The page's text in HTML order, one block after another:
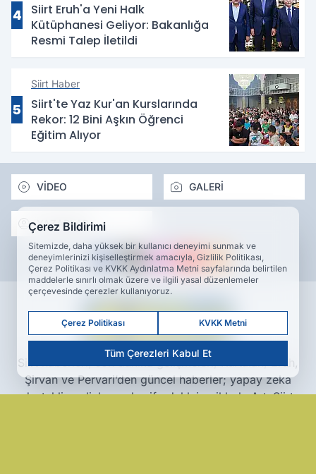
4
Siirt Eruh'a Yeni Halk
Kütüphanesi Geliyor: Bakanlığa
Resmi Talep İletildi
5
Siirt Haber
Siirt'te Yaz Kur'an Kurslarında
Rekor: 12 Bini Aşkın Öğrenci
Eğitim Alıyor
VİDEO GALERİ
YAZARLAR
Siirt haberleri, son dakika gelişmeleri, Kurtalan, Eruh,
Şirvan ve Pervari’den güncel haberler; yapay zeka
destekli analizler ve keşif odaklı içeriklerle Artı Siirt
Çerez Bildirimi
Sitemizde, daha yüksek bir kullanıcı deneyimi sunmak ve
deneyimlerinizi kişiselleştirmek amacıyla, Gizlilik Politikası,
Çerez Politikası ve KVKK Aydınlatma Metni sayfalarında belirtilen
maddelerle sınırlı olmak üzere ve ilgili yasal düzenlemeler
çerçevesinde çerezler kullanıyoruz.
Çerez Politikası KVKK Metni
Tüm Çerezleri Kabul Et